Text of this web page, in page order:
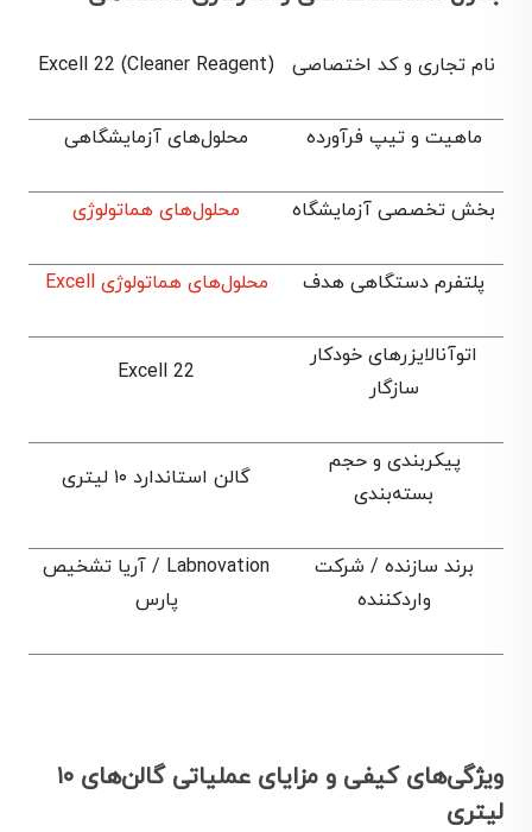
نام تجاری و کد اختصاصی Excell 22 (Cleaner Reagent)
ماهیت و تیپ فرآورده محلول‌های آزمایشگاهی
بخش تخصصی آزمایشگاه محلول‌های هماتولوژی
پلتفرم دستگاهی هدف محلول‌های هماتولوژی Excell
اتوآنالایزرهای خودکار
سازگار
Excell 22
پیکربندی و حجم
بسته‌بندی
گالن استاندارد ۱۰ لیتری
برند سازنده / شرکت
واردکننده
Labnovation / آریا تشخیص
پارس
ویژگی‌های کیفی و مزایای عملیاتی گالن‌های ۱۰
لیتری